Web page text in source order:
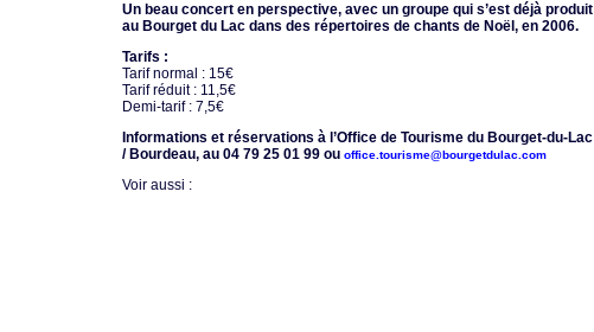
Un beau concert en perspective, avec un groupe qui s’est déjà produit
au Bourget du Lac dans des répertoires de chants de Noël, en 2006.
Tarifs :
Tarif normal : 15€
Tarif réduit : 11,5€
Demi-tarif : 7,5€
Informations et réservations à l’Office de Tourisme du Bourget-du-Lac
/ Bourdeau, au 04 79 25 01 99 ou office.tourisme@bourgetdulac.com
Voir aussi :